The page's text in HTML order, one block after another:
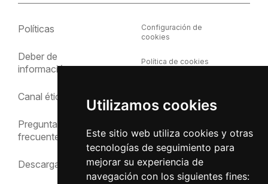
Utilizamos cookies
Este sitio web utiliza cookies y otras
tecnologías de seguimiento para
mejorar su experiencia de
navegación con los siguientes fines:
Políticas
Deber de
información
Canal ético
Preguntas
frecuentes
Descargas
Configuración de
cookies
Política de cookies
Aviso Legal